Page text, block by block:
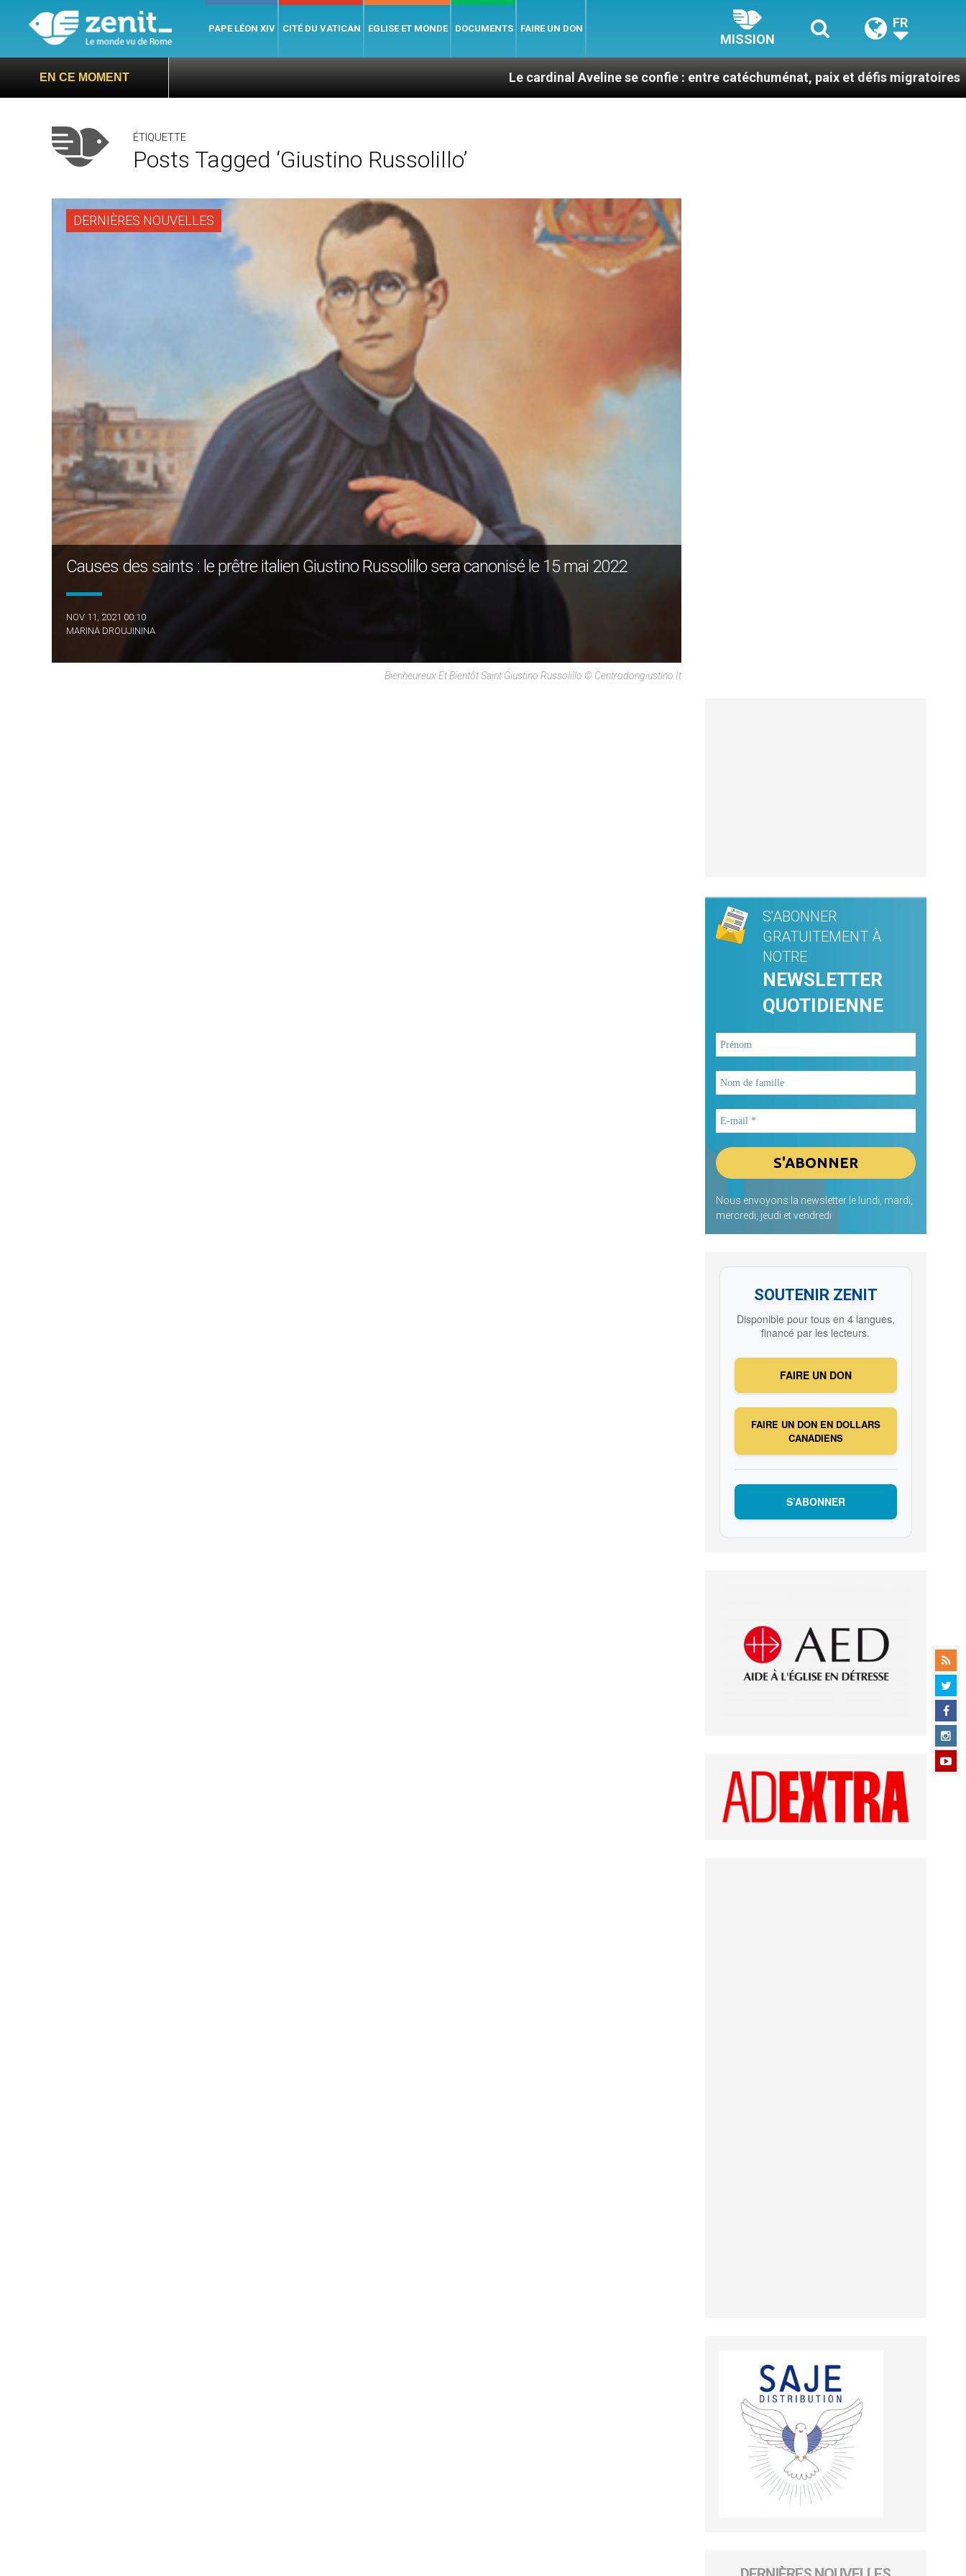
PAPE LÉON XIV CITÉ DU VATICAN EGLISE ET MONDE DOCUMENTS FAIRE UN DON
MISSION
FR
EN CE MOMENT Le cardinal Aveline se confie : entre catéchuménat, paix et défis migratoires
ÉTIQUETTE
Posts Tagged ‘Giustino Russolillo’
DERNIÈRES NOUVELLES
Causes des saints : le prêtre italien Giustino Russolillo sera canonisé le 15 mai 2022
NOV 11, 2021 00:10
MARINA DROUJININA
Bienheureux Et Bientôt Saint Giustino Russolillo © Centrodongiustino.it
S'ABONNER
GRATUITEMENT À
NOTRE
NEWSLETTER
QUOTIDIENNE
Nous envoyons la newsletter le lundi, mardi,
mercredi, jeudi et vendredi
SOUTENIR ZENIT
Disponible pour tous en 4 langues,
financé par les lecteurs.
FAIRE UN DON
FAIRE UN DON EN DOLLARS
CANADIENS
S’ABONNER